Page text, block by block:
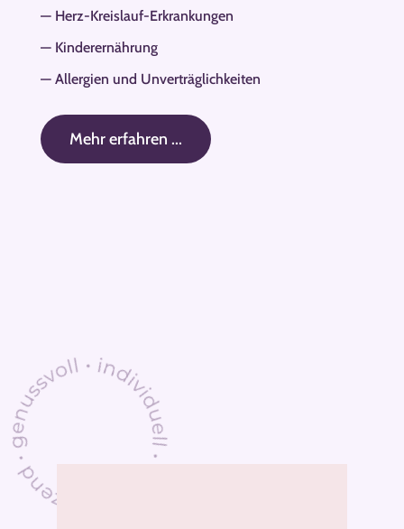
— Herz-Kreislauf-Erkrankungen
— Kinderernährung
— Allergien und Unverträglichkeiten
Mehr erfahren ...